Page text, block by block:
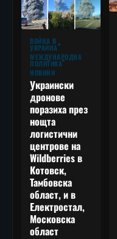
ВОЙНА В
УКРАЙНА
МЕЖДУНАРОДНА
ПОЛИТИКА
НОВИНИ
Украински
дронове
поразиха през
нощта
логистични
центрове на
Wildberries в
Котовск,
Тамбовска
област, и в
Електростал,
Московска
област